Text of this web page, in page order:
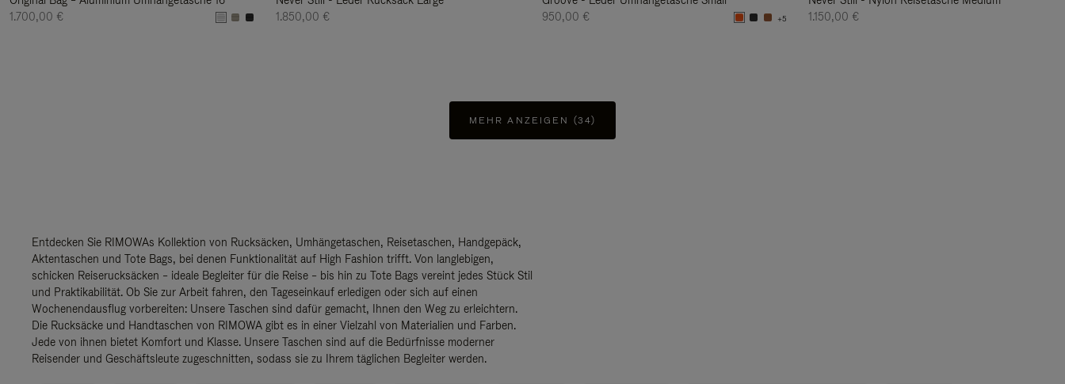
1.700,00 €
1.850,00 €
950,00 €
+5
1.150,00 €
MEHR ANZEIGEN (34)
Entdecken Sie RIMOWAs Kollektion von Rucksäcken, Umhängetaschen, Reisetaschen, Handgepäck,
Aktentaschen und Tote Bags, bei denen Funktionalität auf High Fashion trifft. Von langlebigen,
schicken Reiserucksäcken – ideale Begleiter für die Reise – bis hin zu Tote Bags vereint jedes Stück Stil
und Praktikabilität. Ob Sie zur Arbeit fahren, den Tageseinkauf erledigen oder sich auf einen
Wochenendausflug vorbereiten: Unsere Taschen sind dafür gemacht, Ihnen den Weg zu erleichtern.
Die Rucksäcke und Handtaschen von RIMOWA gibt es in einer Vielzahl von Materialien und Farben.
Jede von ihnen bietet Komfort und Klasse. Unsere Taschen sind auf die Bedürfnisse moderner
Reisender und Geschäftsleute zugeschnitten, sodass sie zu Ihrem täglichen Begleiter werden.